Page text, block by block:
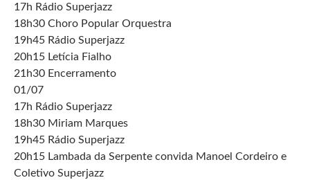
17h Rádio Superjazz
18h30 Choro Popular Orquestra
19h45 Rádio Superjazz
20h15 Letícia Fialho
21h30 Encerramento
01/07
17h Rádio Superjazz
18h30 Miriam Marques
19h45 Rádio Superjazz
20h15 Lambada da Serpente convida Manoel Cordeiro e
Coletivo Superjazz